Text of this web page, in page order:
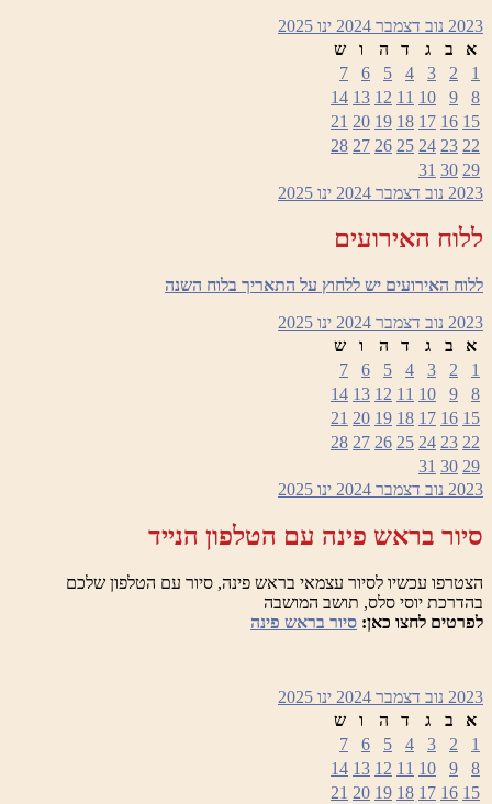
2023 נוב דצמבר 2024 ינו 2025
א
ב ג ד ה ו
ש
1
2
3
4
5
6
7
8
9
10
11
12
13
14
15
16
17
18
19
20
21
22
23
24
25
26
27
28
29
30
31
2023 נוב דצמבר 2024 ינו 2025
ללוח האירועים
ללוח האירועים יש ללחוץ על התאריך בלוח השנה
2023 נוב דצמבר 2024 ינו 2025
א
ב ג ד ה ו
ש
1
2
3
4
5
6
7
8
9
10
11
12
13
14
15
16
17
18
19
20
21
22
23
24
25
26
27
28
29
30
31
2023 נוב דצמבר 2024 ינו 2025
סיור בראש פינה עם הטלפון הנייד
הצטרפו עכשיו לסיור עצמאי בראש פינה, סיור עם הטלפון שלכם
בהדרכת יוסי סלס, תושב המושבה
לפרטים לחצו כאן: סיור בראש פינה
2023 נוב דצמבר 2024 ינו 2025
א
ב ג ד ה ו
ש
1
2
3
4
5
6
7
8
9
10
11
12
13
14
15
16
17
18
19
20
21